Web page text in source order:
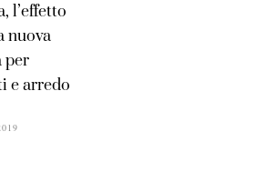
l’effetto
nuova
per
e arredo